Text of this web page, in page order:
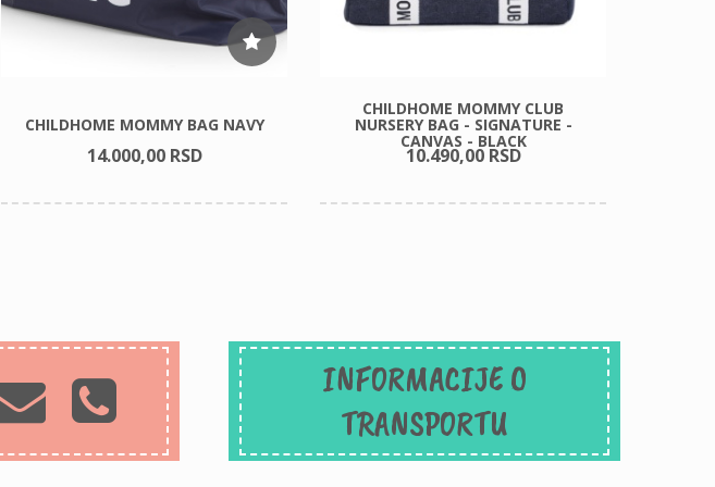
CHILDHOME MOMMY BAG NAVY
14.000,00 RSD
CHILDHOME MOMMY CLUB
NURSERY BAG - SIGNATURE -
CANVAS - BLACK
10.490,00 RSD
INFORMACIJE O
TRANSPORTU